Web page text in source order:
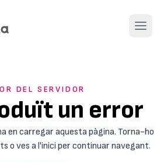
Open
DEL SERVIDOR
un error
en carregar aquesta pàgina. Torna-ho
o ves a l'inici per continuar navegant.